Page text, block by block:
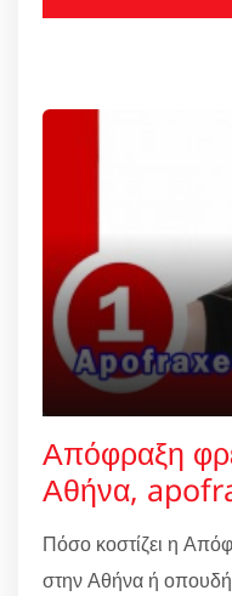
Απόφραξη
Αθήνα,
Πόσο κοστίζει η
στην Αθήνα ή